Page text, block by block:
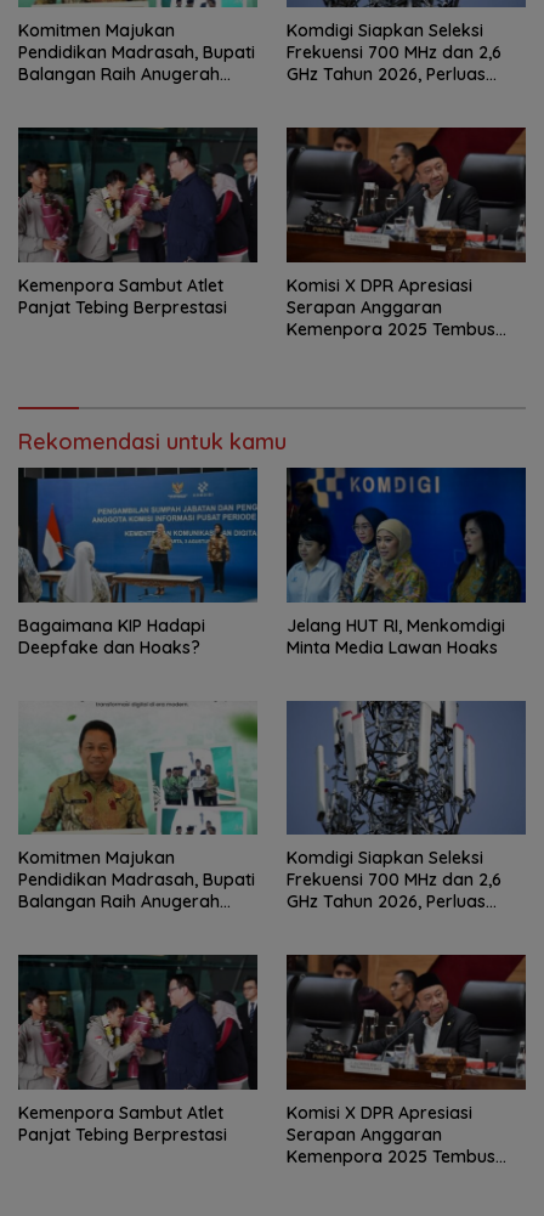
Komitmen Majukan
Pendidikan Madrasah, Bupati
Balangan Raih Anugerah
Komdigi Siapkan Seleksi
Frekuensi 700 MHz dan 2,6
GHz Tahun 2026, Perluas
Kemenpora Sambut Atlet
Panjat Tebing Berprestasi
Komisi X DPR Apresiasi
Serapan Anggaran
Kemenpora 2025 Tembus
Rekomendasi untuk kamu
Bagaimana KIP Hadapi
Deepfake dan Hoaks?
Jelang HUT RI, Menkomdigi
Minta Media Lawan Hoaks
Komitmen Majukan
Pendidikan Madrasah, Bupati
Balangan Raih Anugerah
Komdigi Siapkan Seleksi
Frekuensi 700 MHz dan 2,6
GHz Tahun 2026, Perluas
Kemenpora Sambut Atlet
Panjat Tebing Berprestasi
Komisi X DPR Apresiasi
Serapan Anggaran
Kemenpora 2025 Tembus